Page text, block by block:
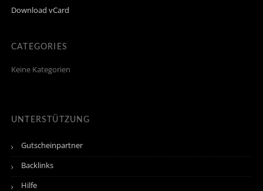
Download vCard
CATEGORIES
Keine Kategorien
UNTERSTÜTZUNG
Gutscheinpartner
Backlinks
Hilfe